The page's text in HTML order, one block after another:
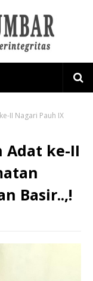
II Nagari Pauh IX
Adat ke-II
Basir..,!